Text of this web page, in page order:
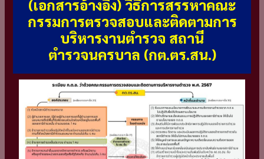
(เอกสารอ้างอิง) วิธีการสรรหาคณะ
กรรมการตรวจสอบและติดตามการ
บริหารงานตำรวจ สถานี
ตำรวจนครบาล (กต.ตร.สน.)